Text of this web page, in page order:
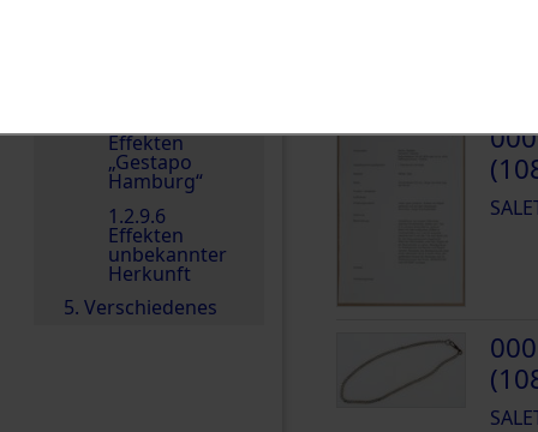
Effekten
„Gestapo
Hamburg“
1.2.9.6
Effekten
unbekannter
Herkunft
5. Verschiedenes